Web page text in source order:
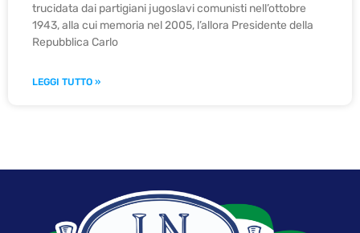
trucidata dai partigiani jugoslavi comunisti nell’ottobre
1943, alla cui memoria nel 2005, l’allora Presidente della
Repubblica Carlo
LEGGI TUTTO »